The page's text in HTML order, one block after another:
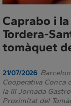
Caprabo i
Tordera-
tomàquet
21/07/2026
Cooperativa Conca
la III Jornada
Proximitat del